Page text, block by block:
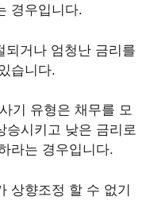
경우입니다.
거나 엄청난 금리를
습니다.
기 유형은 채무를 모
승시키고 낮은 금리로
라는 경우입니다.
상향조정 할 수 없기